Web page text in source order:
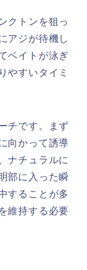
クトンを狙っ
アジが待機し
ベイトが泳ぎ
やすいタイミ
チです。まず
向かって誘導
ナチュラルに
部に入った瞬
することが多
維持する必要